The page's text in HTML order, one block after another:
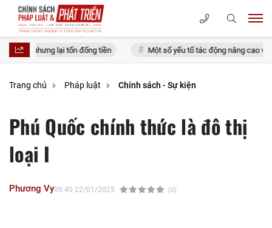
lại tốn đống tiền Một số yếu tố tác động nâng cao vai trò thanh
Trang chủ Pháp luật Chính sách - Sự kiện
Phú Quốc chính thức là đô thị
loại I
Phương Vy09:40 22/01/2025 (0)